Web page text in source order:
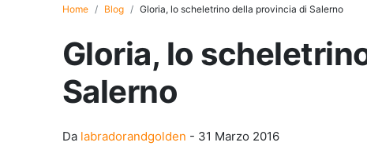
Home Blog Gloria, lo scheletrino della provincia di Salerno
Gloria, lo
Salerno
Da labradorandgolden - 31 Marzo 2016